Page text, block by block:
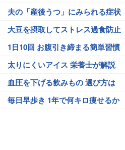
夫の「産後うつ」にみられる症状
大豆を摂取してストレス過食防止
1日10回 お腹引き締まる簡単習慣
太りにくいアイス 栄養士が解説
血圧を下げる飲みもの 選び方は
毎日早歩き 1年で何キロ痩せるか